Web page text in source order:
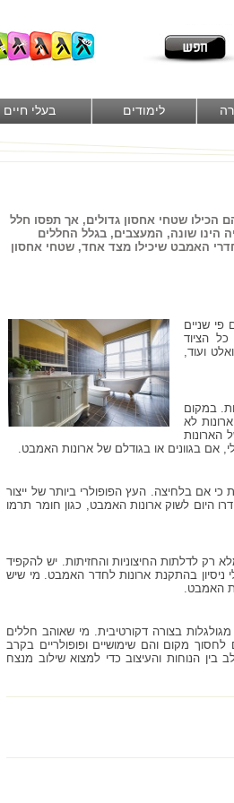
לימודים בעלי חיים
הכילו שטחי אחסון גדולים, אך תפסו חלל
הינו שונה, המעצבים, בגלל החללים
האמבט שיכילו מצד אחד, שטחי אחסון
פי שניים
הציוד
ועוד,
במקום
לא
הארונות
אם בגוונים או בגודלם של ארונות האמבט.
אם בלחיצה. העץ הפופולרי ביותר של ייצור
היום לשוק ארונות האמבט, כגון חומר תרמו
רק לדלתות החיצוניות והחזיתות. יש להקפיד
ניסיון בהתקנת ארונות לחדר האמבט. מי שיש
האמבט.
בצורה דקורטיבית. מי שאוהב חללים
לחסוך מקום והם שימושיים ופופולריים בקרב
הנוחות והעיצוב כדי למצוא שילוב מנצח